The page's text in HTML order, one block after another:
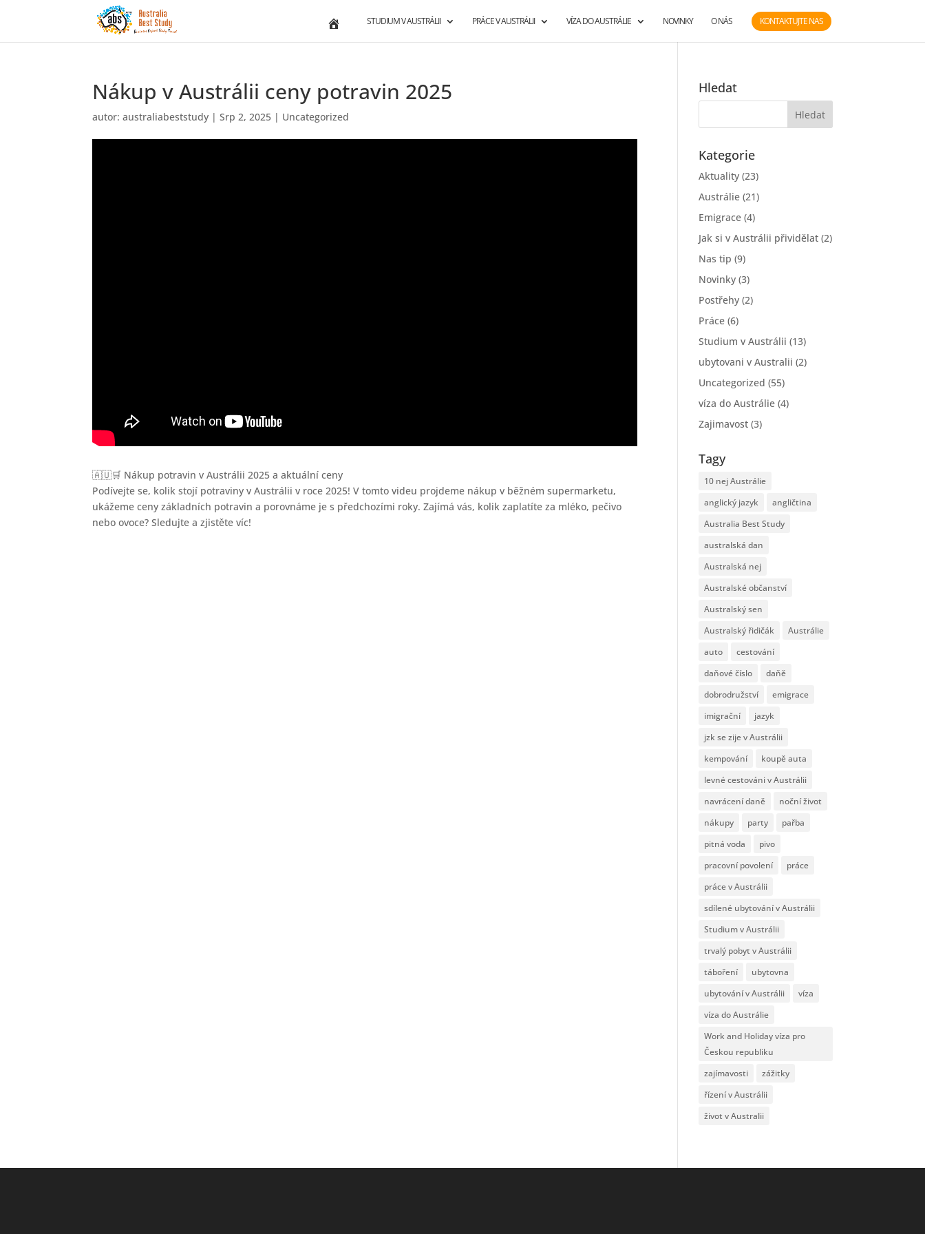
STUDIUM V AUSTRÁLII PRÁCE V AUSTRÁLII VÍZA DO AUSTRÁLIE NOVINKY O NÁS KONTAKTUJTE NAS
Nákup v Austrálii ceny potravin 2025
autor:australiabeststudy |Srp 2, 2025 | Uncategorized
🇦🇺🛒 Nákup potravin v Austrálii 2025 a aktuální ceny
Podívejte se, kolik stojí potraviny v Austrálii v roce 2025! V tomto videu projdeme nákup v běžném supermarketu,
ukážeme ceny základních potravin a porovnáme je s předchozími roky. Zajímá vás, kolik zaplatíte za mléko, pečivo
nebo ovoce? Sledujte a zjistěte víc!
Hledat
Kategorie
Aktuality (23)
Austrálie (21)
Emigrace (4)
Jak si v Austrálii přividělat (2)
Nas tip (9)
Novinky (3)
Postřehy (2)
Práce (6)
Studium v Austrálii (13)
ubytovani v Australii (2)
Uncategorized (55)
víza do Austrálie (4)
Zajimavost (3)
Tagy
10 nej Austrálie
anglický jazyk
angličtina
Australia Best Study
australská dan
Australská nej
Australské občanství
Australský sen
Australský řidičák
Austrálie
auto
cestování
daňové číslo
daňě
dobrodružství
emigrace
imigrační
jazyk
jzk se zije v Austrálii
kempování
koupě auta
levné cestováni v Austrálii
navrácení daně
noční život
nákupy
party
pařba
pitná voda
pivo
pracovní povolení
práce
práce v Austrálii
sdílené ubytování v Austrálii
Studium v Austrálii
trvalý pobyt v Austrálii
táboření
ubytovna
ubytování v Austrálii
víza
víza do Austrálie
Work and Holiday víza pro
Českou republiku
zajímavosti
zážitky
řízení v Austrálii
život v Australii